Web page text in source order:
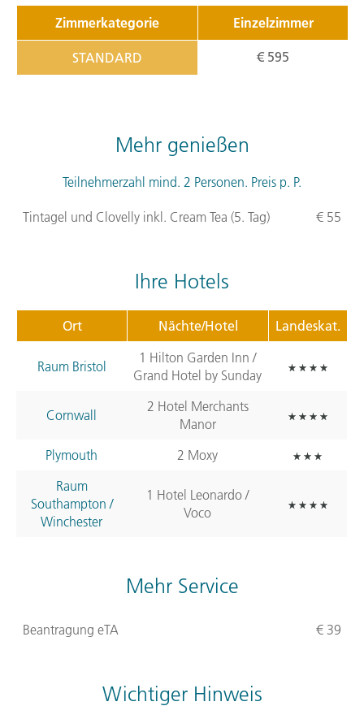
Zimmerkategorie Einzelzimmer
STANDARD € 595
Mehr genießen
Teilnehmerzahl mind. 2 Personen. Preis p. P.
Tintagel und Clovelly inkl. Cream Tea (5. Tag) € 55
Ihre Hotels
Ort Nächte/Hotel Landeskat.
Raum Bristol
1 Hilton Garden Inn /
Grand Hotel by Sunday
Cornwall
2 Hotel Merchants
Manor
Plymouth
2 Moxy
Raum
Southampton /
Winchester
1 Hotel Leonardo /
Voco
Mehr Service
Beantragung eTA € 39
Wichtiger Hinweis